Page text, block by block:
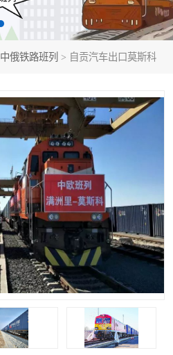
中俄铁路班列 > 自贡汽车出口莫斯科
南美海运
国际海运
中欧班列进口红酒啤酒
马来西亚物流
铁路出口拼箱/整柜